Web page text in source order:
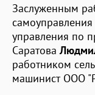
Заслуженным
самоуправления
управления по
Саратова
работником
машинист ООО